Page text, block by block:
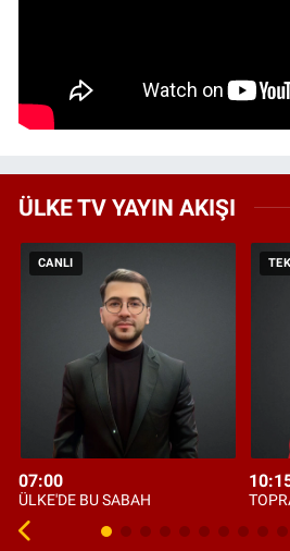
ÜLKE TV YAYIN AKIŞI
CANLI
07:00
ÜLKE'DE BU SABAH